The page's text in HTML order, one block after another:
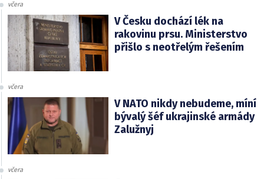
včera
V Česku dochází lék na
rakovinu prsu. Ministerstvo
přišlo s neotřelým řešením
včera
V NATO nikdy nebudeme, míní
bývalý šéf ukrajinské armády
Zalužnyj
včera